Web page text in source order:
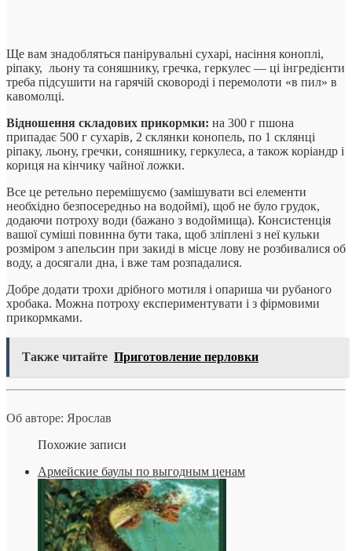
Ще вам знадобляться панірувальні сухарі, насіння коноплі,
ріпаку, льону та соняшнику, гречка, геркулес — ці інгредієнти
треба підсушити на гарячій сковороді і перемолоти «в пил» в
кавомолці.
Відношення складових прикормки: на 300 г пшона
припадає 500 г сухарів, 2 склянки конопель, по 1 склянці
ріпаку, льону, гречки, соняшнику, геркулеса, а також коріандр і
кориця на кінчику чайної ложки.
Все це ретельно перемішуємо (замішувати всі елементи
необхідно безпосередньо на водоймі), щоб не було грудок,
додаючи потроху води (бажано з водоймища). Консистенція
вашої суміші повинна бути така, щоб зліплені з неї кульки
розміром з апельсин при закиді в місце лову не розбивалися об
воду, а досягали дна, і вже там розпадалися.
Добре додати трохи дрібного мотиля і опариша чи рубаного
хробака. Можна потроху експериментувати і з фірмовими
прикормками.
Также читайте Приготовление перловки
Об авторе: Ярослав
Похожие записи
Армейские баулы по выгодным ценам